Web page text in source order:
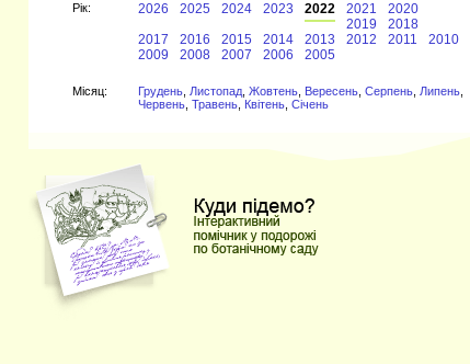
Рiк: 2026 2025 2024 2023 2022 2021
2020
2019
2018
2017
2016 2015 2014 2013 2012 2011
2010
2009
2008 2007 2006 2005
Мiсяц: Грудень Листопад Жовтень Вересень Серпень Липень
Червень Травень Квітень Січень